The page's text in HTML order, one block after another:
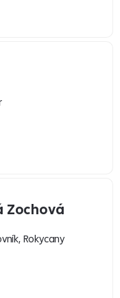
Zochová
Rokycany